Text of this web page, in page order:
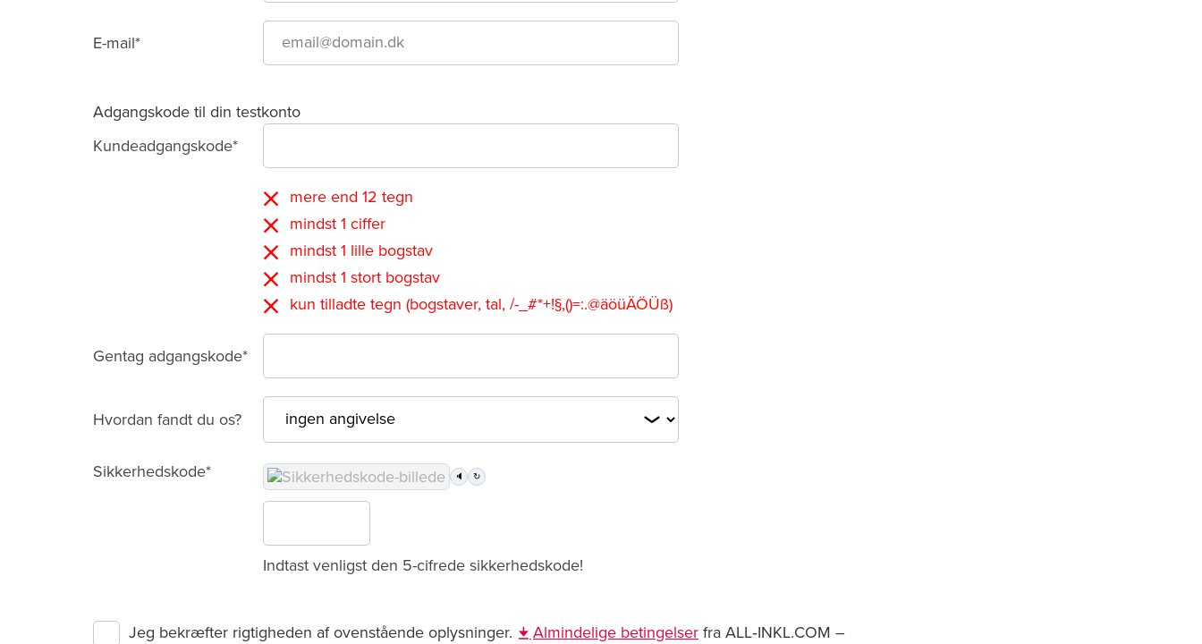
E-mail*
Adgangskode til din testkonto
Kundeadgangskode*
mere end 12 tegn
mindst 1 ciffer
mindst 1 lille bogstav
mindst 1 stort bogstav
kun tilladte tegn (bogstaver, tal, /-_#*+!§,()=:.@äöüÄÖÜß)
Gentag adgangskode*
Hvordan fandt du os?
eller ordrer vedrørende din kontraktbestilling her.
Sikkerhedskode* 🔈 ↻
Indtast venligst den 5-cifrede sikkerhedskode!
Jeg bekræfter rigtigheden af ovenstående oplysninger. Almindelige betingelser fra ALL‑INKL.COM –